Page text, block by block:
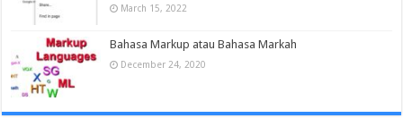
March 15, 2022
Bahasa Markup atau Bahasa Markah
December 24, 2020